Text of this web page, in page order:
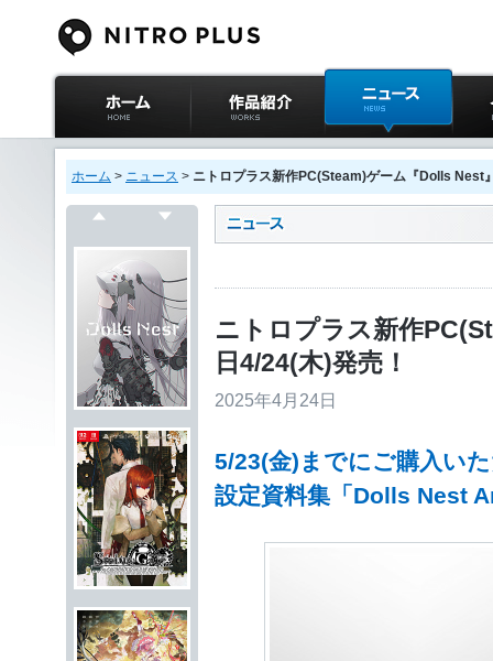
ニトロプラス公式
サイト ホーム
作品紹介 ニュース イベ
ホーム > ニュース > ニトロプラス新作PC(Steam)ゲーム『Dolls Nest
ニトロプラス新作
日4/24(木)発売！
2025年4月24日
5/23(金)までにご購入い
設定資料集「Dolls Nest